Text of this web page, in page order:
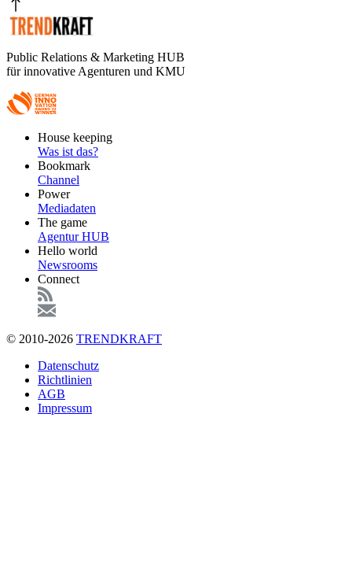
Public Relations & Marketing HUB
für innovative Agenturen und KMU
FooterHouse keeping
Was ist das?
Bookmark
Channel
Power
Mediadaten
The game
Agentur HUB
Hello world
Newsrooms
Connect
© 2010-2026 TRENDKRAFT
FußzeileDatenschutz
Richtlinien
AGB
Impressum